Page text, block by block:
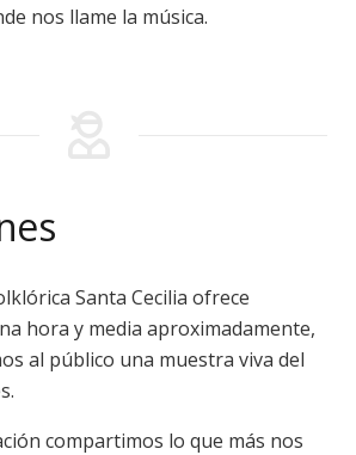
nos llame la música.
Santa Cecilia ofrece
hora y media aproximadamente,
al público una muestra viva del
compartimos lo que más nos